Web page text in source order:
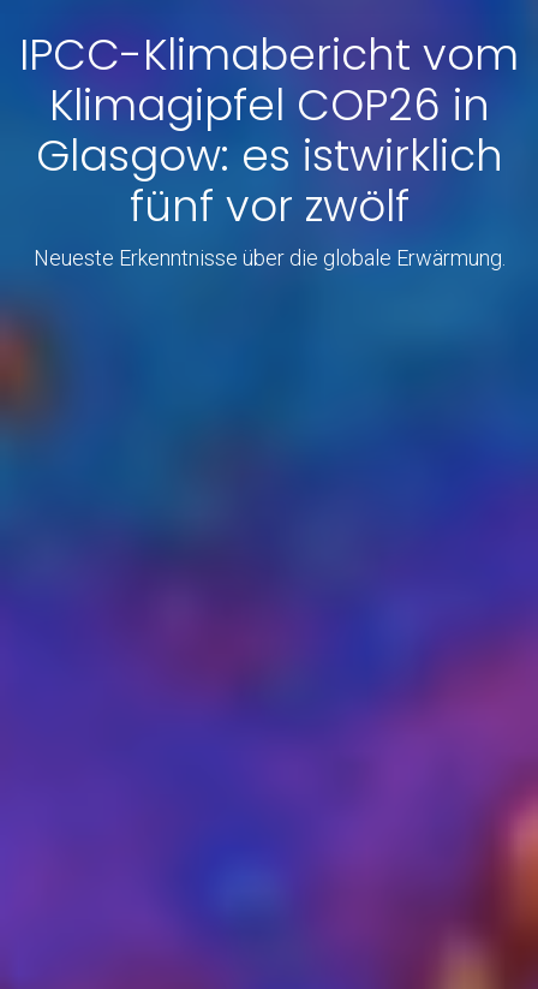
IPCC-Klimabericht vom
Klimagipfel COP26 in
Glasgow: es istwirklich
fünf vor zwölf
Neueste Erkenntnisse über die globale Erwärmung.